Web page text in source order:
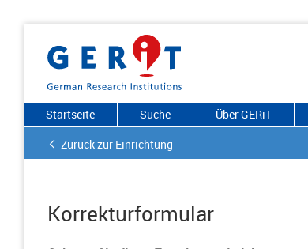
Startseite Suche Über GERiT
Zurück zur Einrichtung
Korrekturformular